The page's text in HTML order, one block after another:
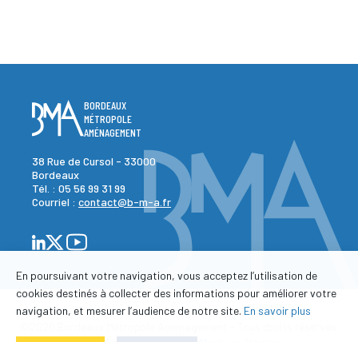
BORDEAUX
MÉTROPOLE
AMÉNAGEMENT
38 Rue de Cursol - 33000
Bordeaux
Tél. : 05 56 99 31 99
Courriel : contact@b-m-a.fr
En poursuivant votre navigation, vous acceptez l’utilisation de
cookies destinés à collecter des informations pour améliorer votre
navigation, et mesurer l’audience de notre site. En savoir plus